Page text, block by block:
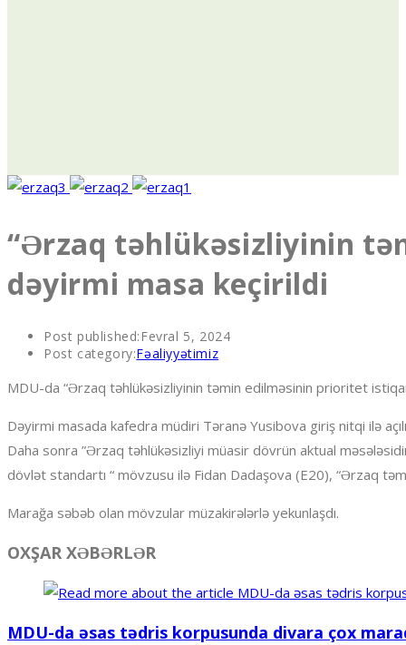
“Ərzaq təhlükəsizliyinin
dəyirmi masa keçirildi
Post published:Fevral 5, 2024
Post category:Fəaliyyətimiz
MDU-da “Ərzaq təhlükəsizliyinin təmin edilməsinin prioritet
Dəyirmi masada kafedra müdiri Təranə Yusibova giriş nitqi ilə
Daha sonra ”Ərzaq təhlükəsizliyi müasir dövrün aktual
dövlət standartı “ mövzusu ilə Fidan Dadaşova (E20), “Ərzaq
Marağa səbəb olan mövzular müzakirələrlə yekunlaşdı.
OXŞAR XƏBƏRLƏR
MDU-da əsas tədris korpusunda divara çox